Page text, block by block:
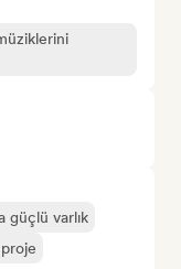
güçlü varlık
proje